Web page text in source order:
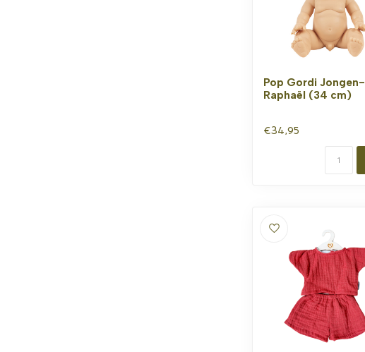
Pop Gordi Jongen-
Raphaël (34 cm)
€34,95